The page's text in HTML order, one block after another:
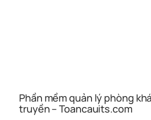
Phần mềm quản lý phòng
truyền – Toancauits.com